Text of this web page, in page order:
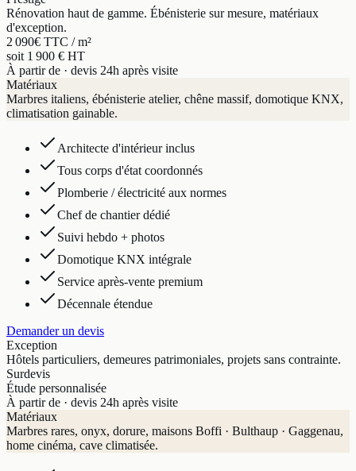
Rénovation haut de gamme. Ébénisterie sur mesure, matériaux
d'exception.
2 090€ TTC / m²
soit 1 900 € HT
À partir de · devis 24h après visite
Matériaux
Marbres italiens, ébénisterie atelier, chêne massif, domotique KNX,
climatisation gainable.
Architecte d'intérieur inclus
Tous corps d'état coordonnés
Plomberie / électricité aux normes
Chef de chantier dédié
Suivi hebdo + photos
Domotique KNX intégrale
Service après-vente premium
Décennale étendue
Demander un devis
Exception
Hôtels particuliers, demeures patrimoniales, projets sans contrainte.
Surdevis
Étude personnalisée
À partir de · devis 24h après visite
Matériaux
Marbres rares, onyx, dorure, maisons Boffi · Bulthaup · Gaggenau,
home cinéma, cave climatisée.